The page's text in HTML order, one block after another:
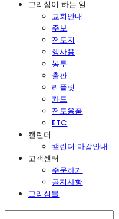
그리심이 하는 일
교회안내
주보
전도지
행사용
봉투
출판
리플릿
카드
전도용품
ETC
캘린더
캘린더 마감안내
고객센터
주문하기
공지사항
그리심몰